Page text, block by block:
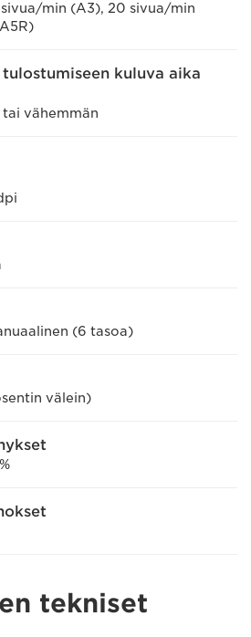
min (A3), 20 sivua/min
kuluva aika
vähemmän
(6 tasoa)
välein)
tekniset